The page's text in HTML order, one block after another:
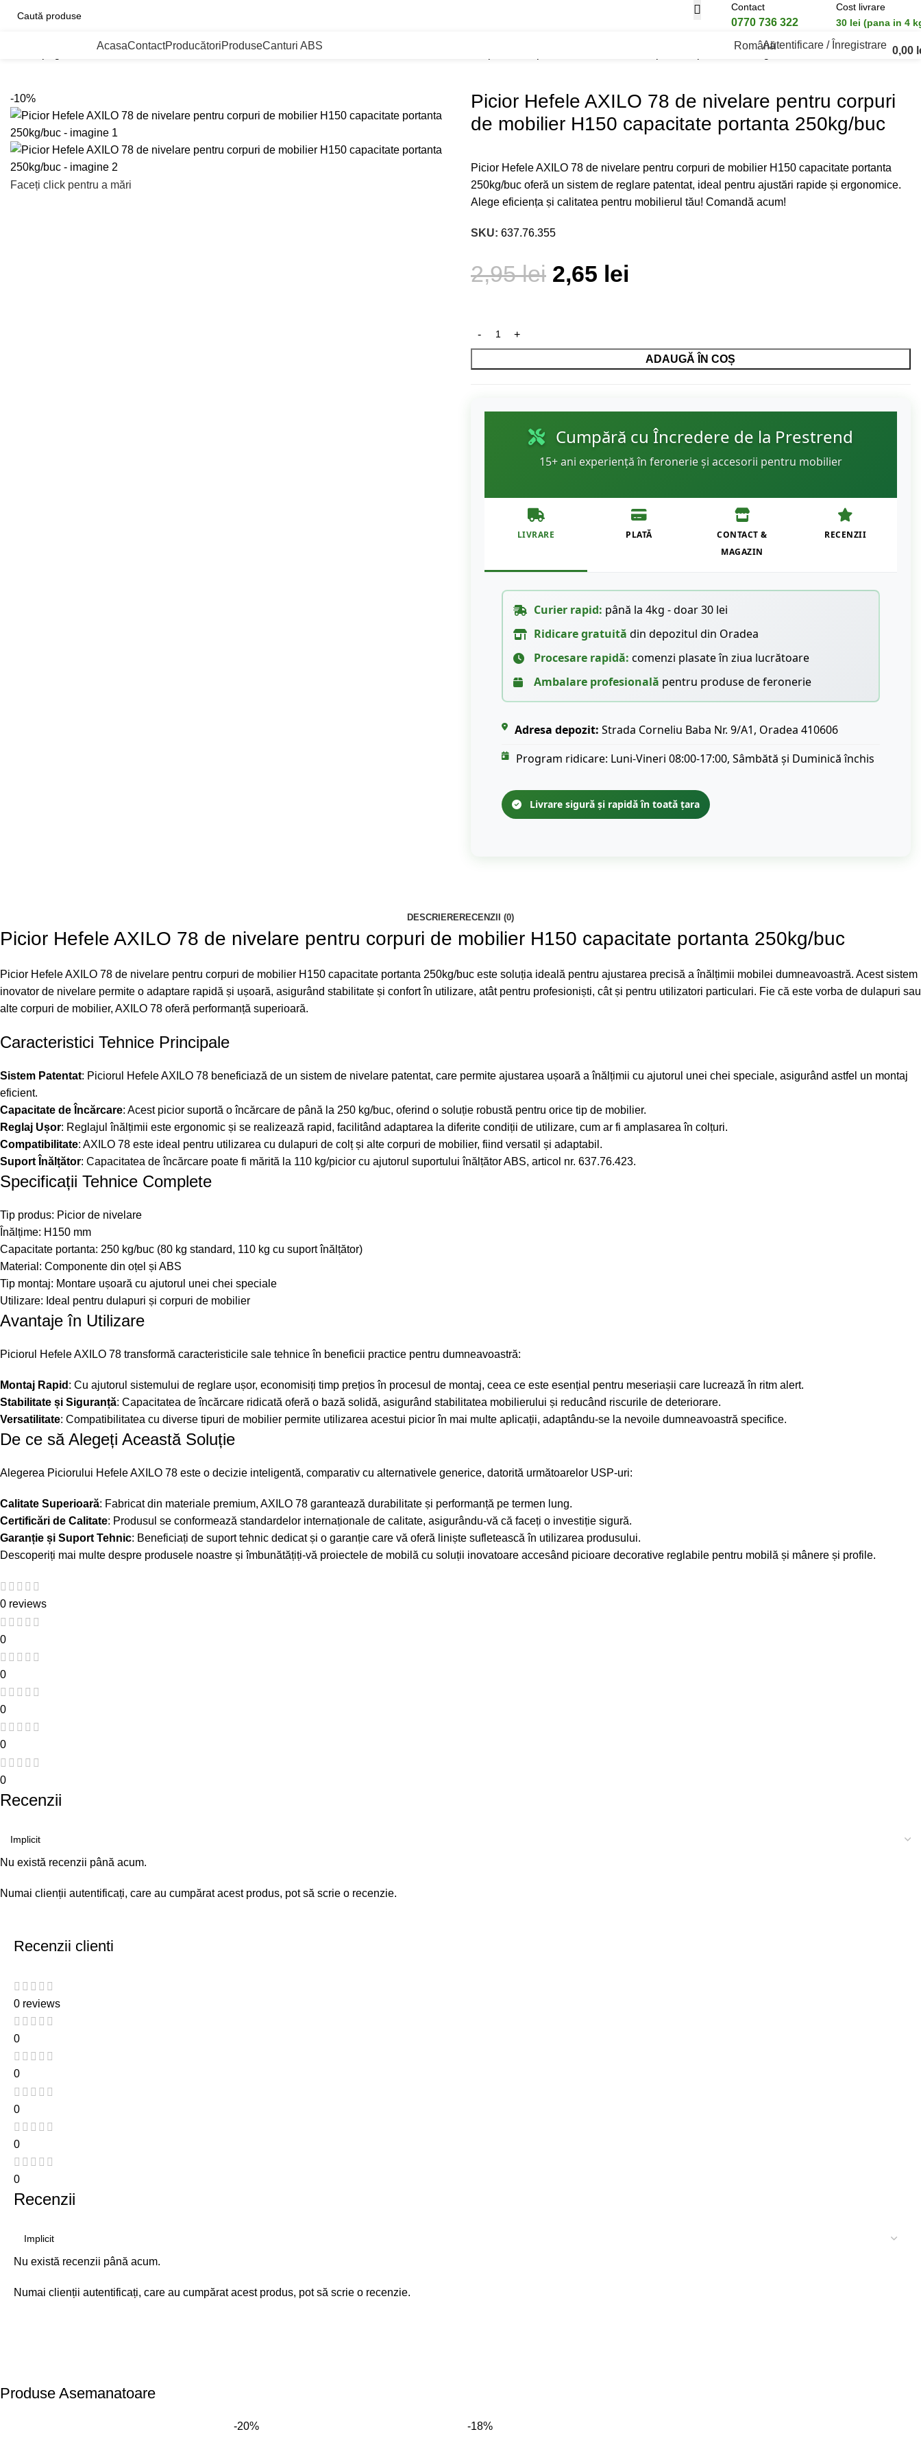
Contact
0770 736 322
Cost livrare
30 lei (pana in 4
AcasaContactProducătoriProduseCanturi ABS RomânăAutentificare / Înregistrare 0,00
-10%
Faceți click pentru a mări
Picior Hefele AXILO 78 de nivelare pentru corpuri
de mobilier H150 capacitate portanta 250kg/buc
Picior Hefele AXILO 78 de nivelare pentru corpuri de mobilier H150 capacitate portanta
250kg/buc oferă un sistem de reglare patentat, ideal pentru ajustări rapide și ergonomice.
Alege eficiența și calitatea pentru mobilierul tău! Comandă acum!
SKU: 637.76.355
2,95lei 2,65 lei
ADAUGĂ ÎN COȘ
Cumpără cu Încredere de la Prestrend
15+ ani experiență în feronerie și accesorii pentru mobilier
LIVRARE PLATĂ
CONTACT &
MAGAZIN
RECENZII
Curier rapid: până la 4kg - doar 30 lei
Ridicare gratuită din depozitul din Oradea
Procesare rapidă: comenzi plasate în ziua lucrătoare
Ambalare profesională pentru produse de feronerie
Adresa depozit: Strada Corneliu Baba Nr. 9/A1, Oradea 410606
Program ridicare: Luni-Vineri 08:00-17:00, Sâmbătă și Duminică închis
Livrare sigură și rapidă în toată țara
DESCRIERERECENZII (0)
Picior Hefele AXILO 78 de nivelare pentru corpuri de mobilier H150 capacitate portanta 250kg/buc
Picior Hefele AXILO 78 de nivelare pentru corpuri de mobilier H150 capacitate portanta 250kg/buc este soluția ideală pentru ajustarea precisă a înălțimii mobilei dumneavoastră. Acest sistem
inovator de nivelare permite o adaptare rapidă și ușoară, asigurând stabilitate și confort în utilizare, atât pentru profesioniști, cât și pentru utilizatori particulari. Fie că este vorba de dulapuri sau
alte corpuri de mobilier, AXILO 78 oferă performanță superioară.
Caracteristici Tehnice Principale
Sistem Patentat: Piciorul Hefele AXILO 78 beneficiază de un sistem de nivelare patentat, care permite ajustarea ușoară a înălțimii cu ajutorul unei chei speciale, asigurând astfel un montaj
eficient.
Capacitate de Încărcare: Acest picior suportă o încărcare de până la 250 kg/buc, oferind o soluție robustă pentru orice tip de mobilier.
Reglaj Ușor: Reglajul înălțimii este ergonomic și se realizează rapid, facilitând adaptarea la diferite condiții de utilizare, cum ar fi amplasarea în colțuri.
Compatibilitate: AXILO 78 este ideal pentru utilizarea cu dulapuri de colț și alte corpuri de mobilier, fiind versatil și adaptabil.
Suport Înălțător: Capacitatea de încărcare poate fi mărită la 110 kg/picior cu ajutorul suportului înălțător ABS, articol nr. 637.76.423.
Specificații Tehnice Complete
Tip produs: Picior de nivelare
Înălțime: H150 mm
Capacitate portanta: 250 kg/buc (80 kg standard, 110 kg cu suport înălțător)
Material: Componente din oțel și ABS
Tip montaj: Montare ușoară cu ajutorul unei chei speciale
Utilizare: Ideal pentru dulapuri și corpuri de mobilier
Avantaje în Utilizare
Piciorul Hefele AXILO 78 transformă caracteristicile sale tehnice în beneficii practice pentru dumneavoastră:
Montaj Rapid : Cu ajutorul sistemului de reglare ușor, economisiți timp prețios în procesul de montaj, ceea ce este esențial pentru meseriașii care lucrează în ritm alert.
Stabilitate și Siguranță: Capacitatea de încărcare ridicată oferă o bază solidă, asigurând stabilitatea mobilierului și reducând riscurile de deteriorare.
Versatilitate: Compatibilitatea cu diverse tipuri de mobilier permite utilizarea acestui picior în mai multe aplicații, adaptându-se la nevoile dumneavoastră specifice.
De ce să Alegeți Această Soluție
Alegerea Piciorului Hefele AXILO 78 este o decizie inteligentă, comparativ cu alternativele generice, datorită următoarelor USP-uri:
Calitate Superioară: Fabricat din materiale premium, AXILO 78 garantează durabilitate și performanță pe termen lung.
Certificări de Calitate: Produsul se conformează standardelor internaționale de calitate, asigurându-vă că faceți o investiție sigură.
Garanție și Suport Tehnic: Beneficiați de suport tehnic dedicat și o garanție care vă oferă liniște sufletească în utilizarea produsului.
Descoperiți mai multe despre produsele noastre și îmbunătățiți-vă proiectele de mobilă cu soluții inovatoare accesând picioare decorative reglabile pentru mobilă și mânere și profile.
0 reviews
0
0
0
0
0
Recenzii
Nu există recenzii până acum.
Numai clienții autentificați, care au cumpărat acest produs, pot să scrie o recenzie.
Recenzii clienti
0 reviews
0
0
0
0
0
Recenzii
Nu există recenzii până acum.
Numai clienții autentificați, care au cumpărat acest produs, pot să scrie o recenzie.
Produse Asemanatoare
-20% -18%